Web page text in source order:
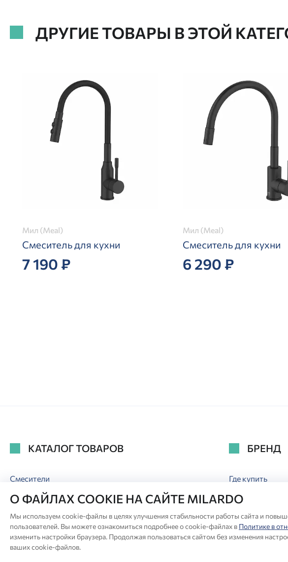
ДРУГИЕ ТОВАРЫ В ЭТОЙ
Мил (Meal)
Смеситель для кухни
7 190 ₽
Мил (Meal)
Смеситель для кухни
6 290 ₽
КАТАЛОГ ТОВАРОВ
Смесители
Аксессуары для душа
БРЕНД
Где купить
Акции
Полезное
Коллекции
Отзывы
О ФАЙЛАХ COOKIE НА САЙТЕ MILARDO
Мы используем cookie-файлы в целях улучшения стабильности работы сайта и
пользователей. Вы можете ознакомиться подробнее о cookie-файлах в Политике в
изменить настройки браузера. Продолжая пользоваться сайтом без изменения
ваших cookie-файлов.